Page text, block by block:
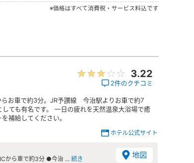
※価格はすべて消費税・サービス料込です
3.22
2件のクチコミ
らお車で約3分。JR予讃線 今治駅よりお車で約7
ても有名です。 一日の疲れを天然温泉大浴場で癒
補給してください。
ホテル公式サイト
から車で約3分 ●今治 … 続き 地図